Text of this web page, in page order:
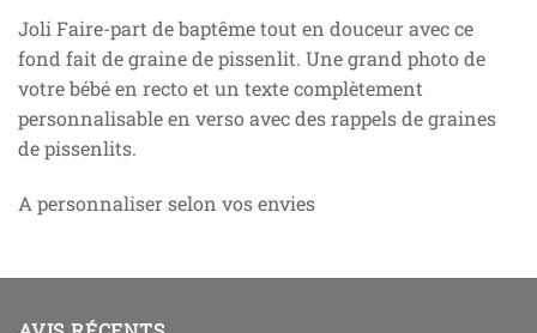
Joli Faire-part de baptême tout en douceur avec ce
fond fait de graine de pissenlit. Une grand photo de
votre bébé en recto et un texte complètement
personnalisable en verso avec des rappels de graines
de pissenlits.
A personnaliser selon vos envies